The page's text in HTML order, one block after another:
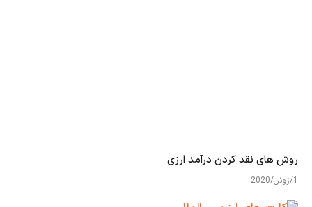
روش های نقد کردن درآمد ارزی
1/ژوئن/2020